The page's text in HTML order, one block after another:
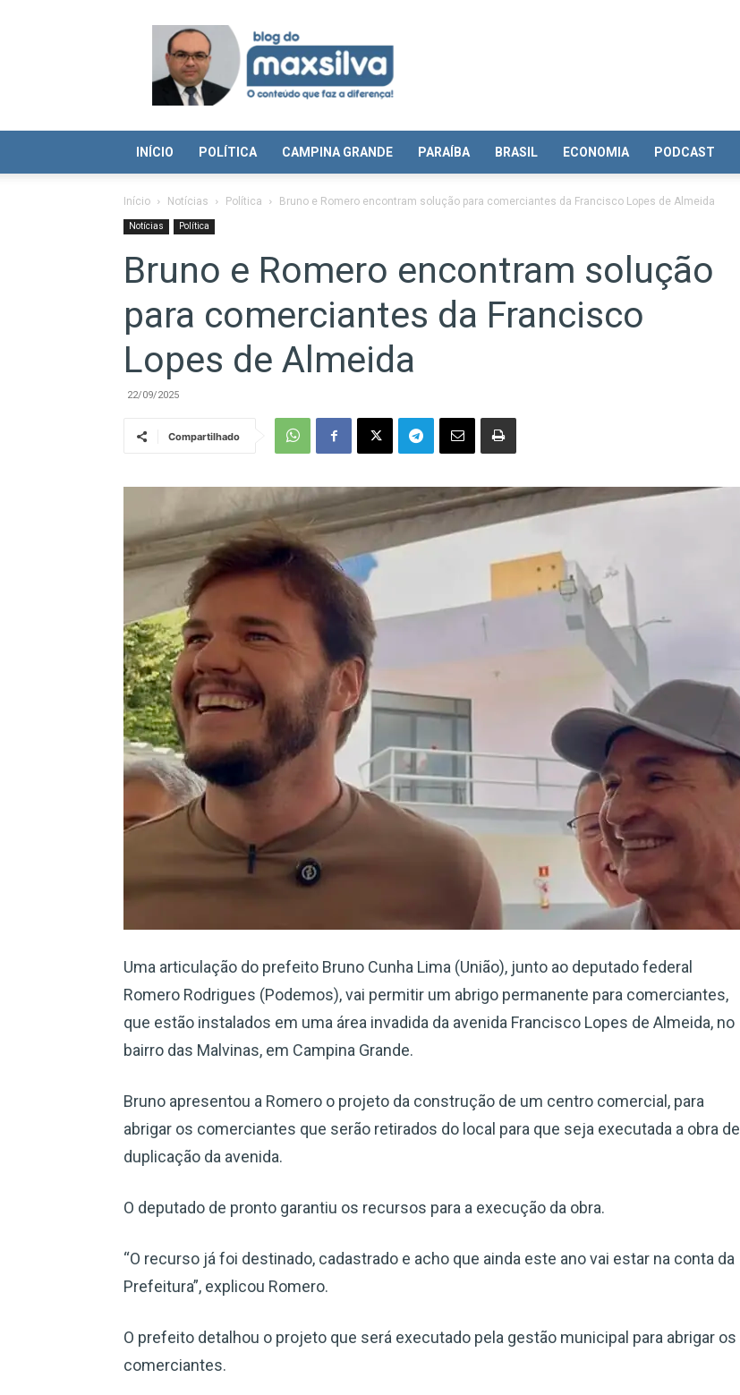
Blog
Max
Silva
INÍCIO POLÍTICA CAMPINA GRANDE PARAÍBA BRASIL ECONOMIA PODCAST
Início Notícias Política Bruno e Romero encontram solução para comerciantes da Francisco Lopes de Almeida
Notícias Política
Bruno e Romero encontram solução
para comerciantes da Francisco
Lopes de Almeida
22/09/2025
Compartilhado
Uma articulação do prefeito Bruno Cunha Lima (União), junto ao deputado federal
Romero Rodrigues (Podemos), vai permitir um abrigo permanente para comerciantes,
que estão instalados em uma área invadida da avenida Francisco Lopes de Almeida, no
bairro das Malvinas, em Campina Grande.
Bruno apresentou a Romero o projeto da construção de um centro comercial, para
abrigar os comerciantes que serão retirados do local para que seja executada a obra de
duplicação da avenida.
O deputado de pronto garantiu os recursos para a execução da obra.
“O recurso já foi destinado, cadastrado e acho que ainda este ano vai estar na conta da
Prefeitura”, explicou Romero.
O prefeito detalhou o projeto que será executado pela gestão municipal para abrigar os
comerciantes.